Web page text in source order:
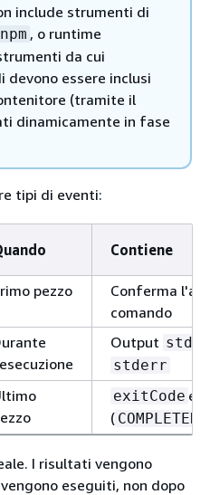
include strumenti di
npm , o runtime
da cui
devono essere inclusi
(tramite il
dinamicamente in fase
tipi di eventi:
Contiene
pezzo
Conferma
comando
Output
stderr
exitCode e
( COMPLETED
I risultati vengono
eseguiti, non dopo